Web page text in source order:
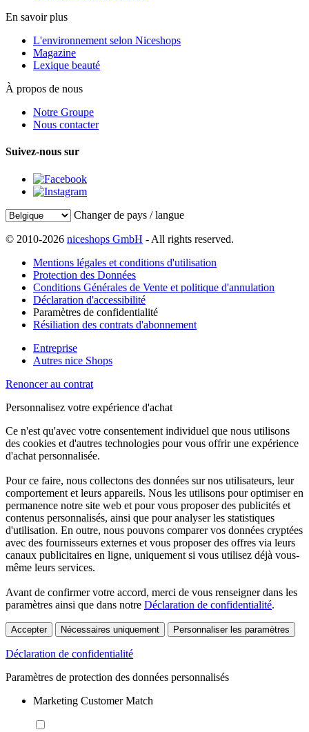
En savoir plus
L'environnement selon Niceshops
Magazine
Lexique beauté
À propos de nous
Notre Groupe
Nous contacter
Suivez-nous sur
Changer de pays / langue
© 2010-2026 niceshops GmbH - All rights reserved.
Mentions légales et conditions d'utilisation
Protection des Données
Conditions Générales de Vente et politique d'annulation
Déclaration d'accessibilité
Paramètres de confidentialité
Résiliation des contrats d'abonnement
Entreprise
Autres nice Shops
Renoncer au contrat
Personnalisez votre expérience d'achat
Ce n'est qu'avec votre consentement individuel que nous utilisons
des cookies et d'autres technologies pour vous offrir une expérience
d'achat personnalisée.
Pour ce faire, nous collectons des données sur nos utilisateurs, leur
comportement et leurs appareils. Nous les utilisons pour optimiser en
permanence notre site web et pour vous proposer des publicités et
contenus personnalisés, ainsi que pour analyser les statistiques
d'utilisation. En outre, nous pouvons comparer vos données cryptées
avec des fournisseurs externes et vous proposer des offres via leurs
canaux publicitaires en ligne, uniquement si vous utilisez déjà vous-
même leurs services.
Avant de confirmer votre accord, merci de vous renseigner dans les
paramètres ainsi que dans notre Déclaration de confidentialité.
Accepter Nécessaires uniquement Personnaliser les paramètres
Déclaration de confidentialité
Paramètres de protection des données personnalisés
Marketing Customer Match